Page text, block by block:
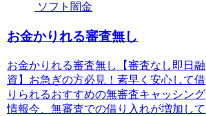
ソフト闇金
お金かりれる審査無し
お金かりれる審査無し【審査なし即日融
資】お急ぎの方必見！素早く安心して借
りられるおすすめの無審査キャッシング
情報今、無審査での借り入れが増加して